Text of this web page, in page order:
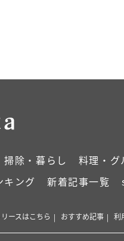
掃除・暮らし 料理・グ
キング 新着記事一覧
ースはこちら おすすめ記事 利